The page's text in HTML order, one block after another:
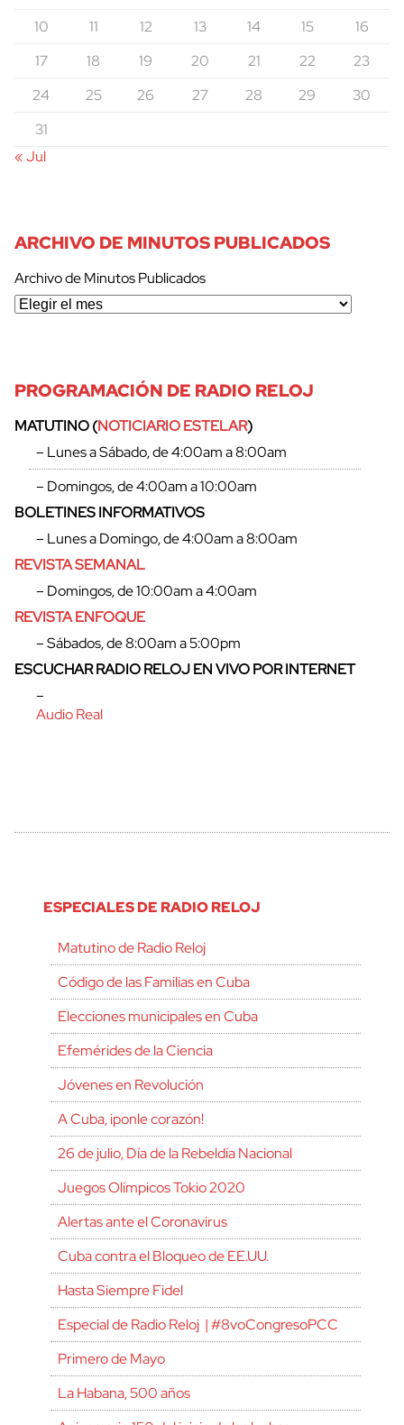
10
11 12 13 14 15
16
17
18 19 20 21 22
23
24
25 26 27 28 29
30
31
« Jul
ARCHIVO DE MINUTOS PUBLICADOS
Archivo de Minutos Publicados
PROGRAMACIÓN DE RADIO RELOJ
MATUTINO (NOTICIARIO ESTELAR)
– Lunes a Sábado, de 4:00am a 8:00am
– Domingos, de 4:00am a 10:00am
BOLETINES INFORMATIVOS
– Lunes a Domingo, de 4:00am a 8:00am
REVISTA SEMANAL
– Domingos, de 10:00am a 4:00am
REVISTA ENFOQUE
– Sábados, de 8:00am a 5:00pm
ESCUCHAR RADIO RELOJ EN VIVO POR INTERNET
–
Audio Real
ESPECIALES DE RADIO RELOJ
Matutino de Radio Reloj
Código de las Familias en Cuba
Elecciones municipales en Cuba
Efemérides de la Ciencia
Jóvenes en Revolución
A Cuba, ¡ponle corazón!
26 de julio, Día de la Rebeldía Nacional
Juegos Olímpicos Tokio 2020
Alertas ante el Coronavirus
Cuba contra el Bloqueo de EE.UU.
Hasta Siempre Fidel
Especial de Radio Reloj | #8voCongresoPCC
Primero de Mayo
La Habana, 500 años